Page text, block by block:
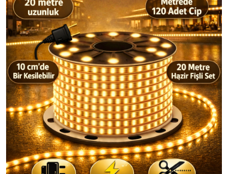
İletişim
+90 552 664 0650
@zeynled